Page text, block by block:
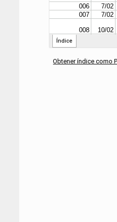
Obtener índice como